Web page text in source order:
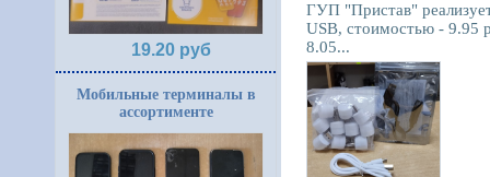
19.20 руб
Мобильные терминалы в
ассортименте
ГУП "Пристав"
USB, стоимостью - 9.95
8.05...